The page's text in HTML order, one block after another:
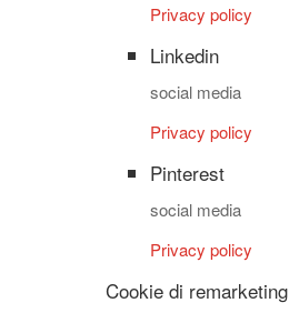
Privacy policy
Linkedin
social media
Privacy policy
Pinterest
social media
Privacy policy
Cookie di remarketing